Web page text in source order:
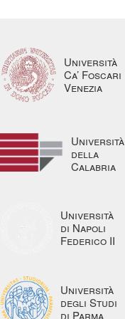
Università
Ca’ Foscari
Venezia
Università
della
Calabria
Università
di Napoli
Federico II
Università
degli Studi
di Parma